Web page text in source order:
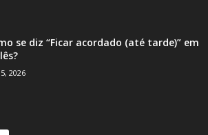
se diz “Ficar acordado (até tarde)” em
2026